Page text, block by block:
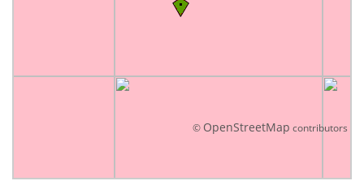
© OpenStreetMap contributors